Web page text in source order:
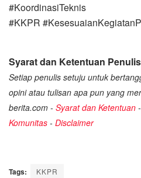
#KoordinasiTeknis
#KKPR
Syarat dan Ketentuan
Setiap penulis setuju untuk
opini atau tulisan apa pun yang
berita.com - Syarat dan Ketentuan -
Komunitas - Disclaimer
Tags: KKPR